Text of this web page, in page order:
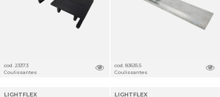
cod. 2337.3
Coulissantes
cod. 83635.5
Coulissantes
LIGHTFLEX LIGHTFLEX